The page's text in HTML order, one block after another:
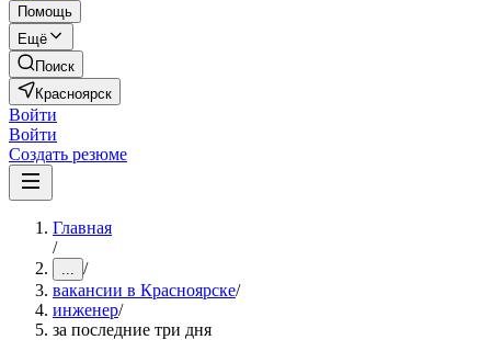
Помощь
Ещё
Поиск
Красноярск
Войти
Войти
Создать резюме
Главная
/
... /
вакансии в Красноярске/
инженер/
за последние три дня